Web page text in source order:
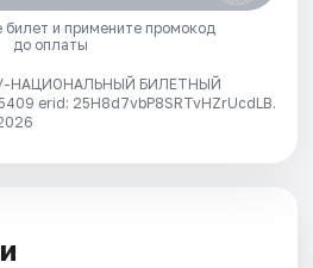
билет и примените промокод
до оплаты
НАЦИОНАЛЬНЫЙ БИЛЕТНЫЙ
erid: 25H8d7vbP8SRTvHZrUcdLB.